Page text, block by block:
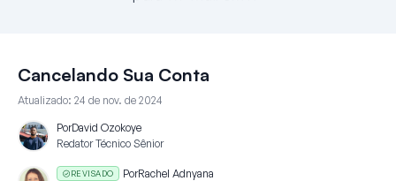
Cancelando Sua Conta
Atualizado: 24 de nov. de 2024
PorDavid Ozokoye
Redator Técnico Sênior
REVISADO PorRachel Adnyana